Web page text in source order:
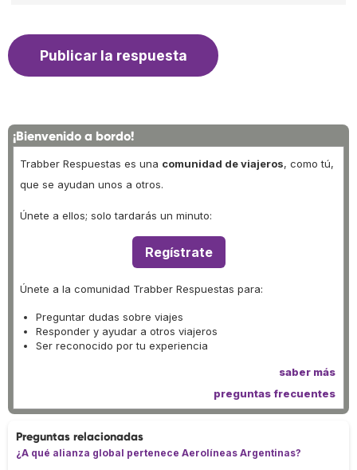
¡Bienvenido a bordo!
Trabber Respuestas es una comunidad de viajeros, como tú,
que se ayudan unos a otros.
Únete a ellos; solo tardarás un minuto:
Regístrate
Únete a la comunidad Trabber Respuestas para:
Preguntar dudas sobre viajes
Responder y ayudar a otros viajeros
Ser reconocido por tu experiencia
saber más
preguntas frecuentes
Preguntas relacionadas
¿A qué alianza global pertenece Aerolíneas Argentinas?